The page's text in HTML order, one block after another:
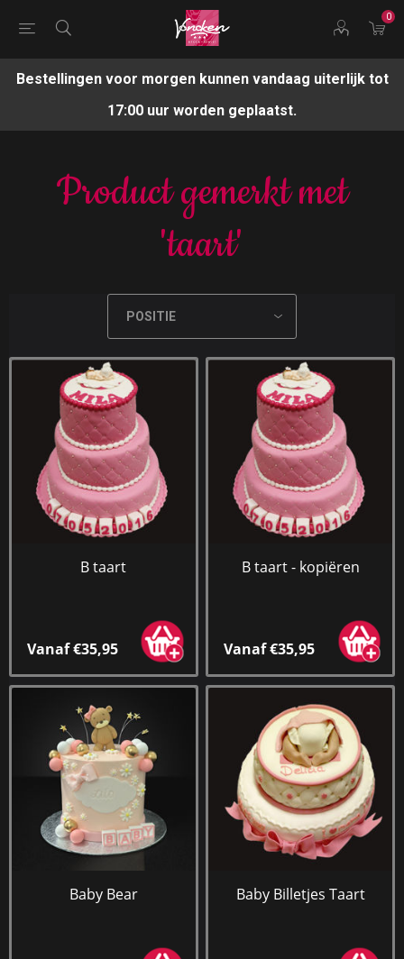
0
Bestellingen voor morgen kunnen vandaag uiterlijk tot
17:00 uur worden geplaatst.
Product gemerkt met
'taart'
B taart
Vanaf €35,95
B taart - kopiëren
Vanaf €35,95
Baby Bear Baby Billetjes Taart